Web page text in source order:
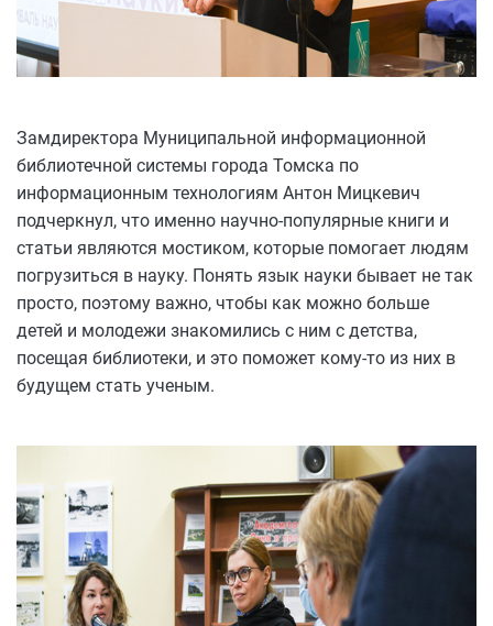
Замдиректора Муниципальной информационной
библиотечной системы города Томска по
информационным технологиям Антон Мицкевич
подчеркнул, что именно научно-популярные книги и
статьи являются мостиком, которые помогает людям
погрузиться в науку. Понять язык науки бывает не так
просто, поэтому важно, чтобы как можно больше
детей и молодежи знакомились с ним с детства,
посещая библиотеки, и это поможет кому-то из них в
будущем стать ученым.